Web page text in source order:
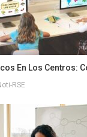
En Los Centros:
RSE